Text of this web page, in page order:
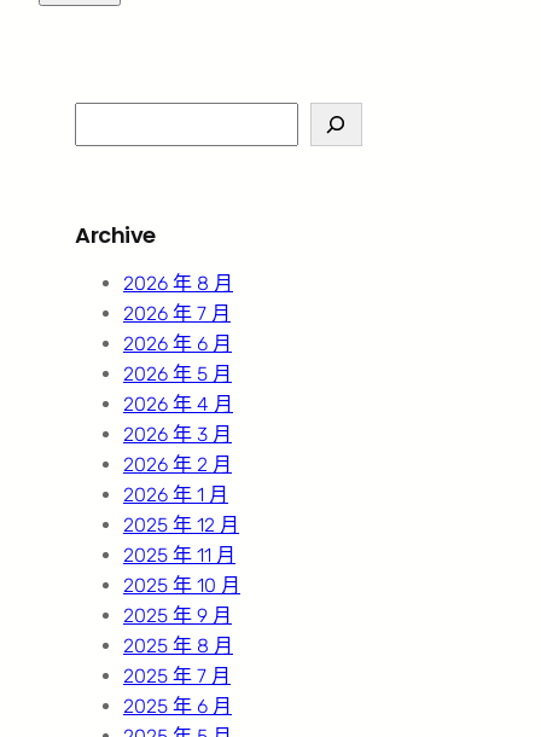
e
c
Archive
2026 年 8 月
2026 年 7 月
2026 年 6 月
2026 年 5 月
2026 年 4 月
2026 年 3 月
2026 年 2 月
2026 年 1 月
2025 年 12 月
2025 年 11 月
2025 年 10 月
2025 年 9 月
2025 年 8 月
2025 年 7 月
2025 年 6 月